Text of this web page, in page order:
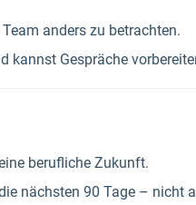
anders zu betrachten.
kannst Gespräche
berufliche Zukunft.
nächsten 90 Tage – nicht